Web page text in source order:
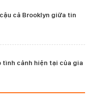
cả Brooklyn giữa tin
tình cảnh hiện tại của gia